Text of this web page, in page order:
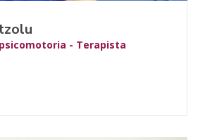
- Terapista